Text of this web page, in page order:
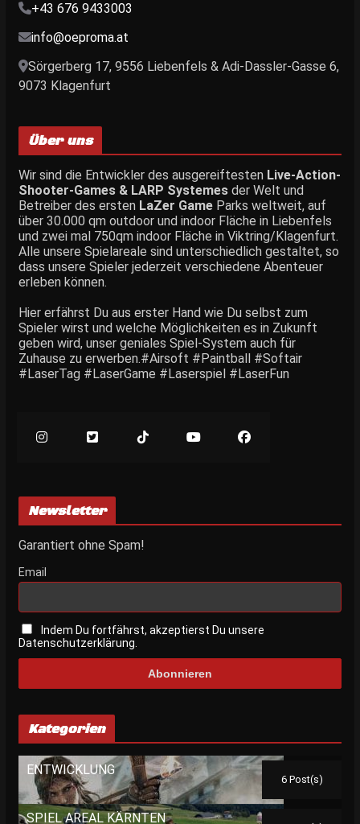
+43 676 9433003
info@oeproma.at
Sörgerberg 17, 9556 Liebenfels & Adi-Dassler-Gasse 6,
9073 Klagenfurt
Über uns
Wir sind die Entwickler des ausgereiftesten Live-Action-
Shooter-Games & LARP Systemesder Welt und
Betreiber des ersten LaZer GameParks weltweit, auf
über 30.000 qm outdoor und indoor Fläche in Liebenfels
und zwei mal 750qm indoor Fläche in Viktring/Klagenfurt.
Alle unsere Spielareale sind unterschiedlich gestaltet, so
dass unsere Spieler jederzeit verschiedene Abenteuer
erleben können.
Hier erfährst Du aus erster Hand wie Du selbst zum
Spieler wirst und welche Möglichkeiten es in Zukunft
geben wird, unser geniales Spiel-System auch für
Zuhause zu erwerben.#Airsoft #Paintball #Softair
#LaserTag #LaserGame #Laserspiel #LaserFun
Newsletter
Garantiert ohne Spam!
Email
Indem Du fortfährst, akzeptierst Du unsere
Datenschutzerklärung.
Kategorien
ENTWICKLUNG
6 Post(s)
SPIEL AREAL KÄRNTEN